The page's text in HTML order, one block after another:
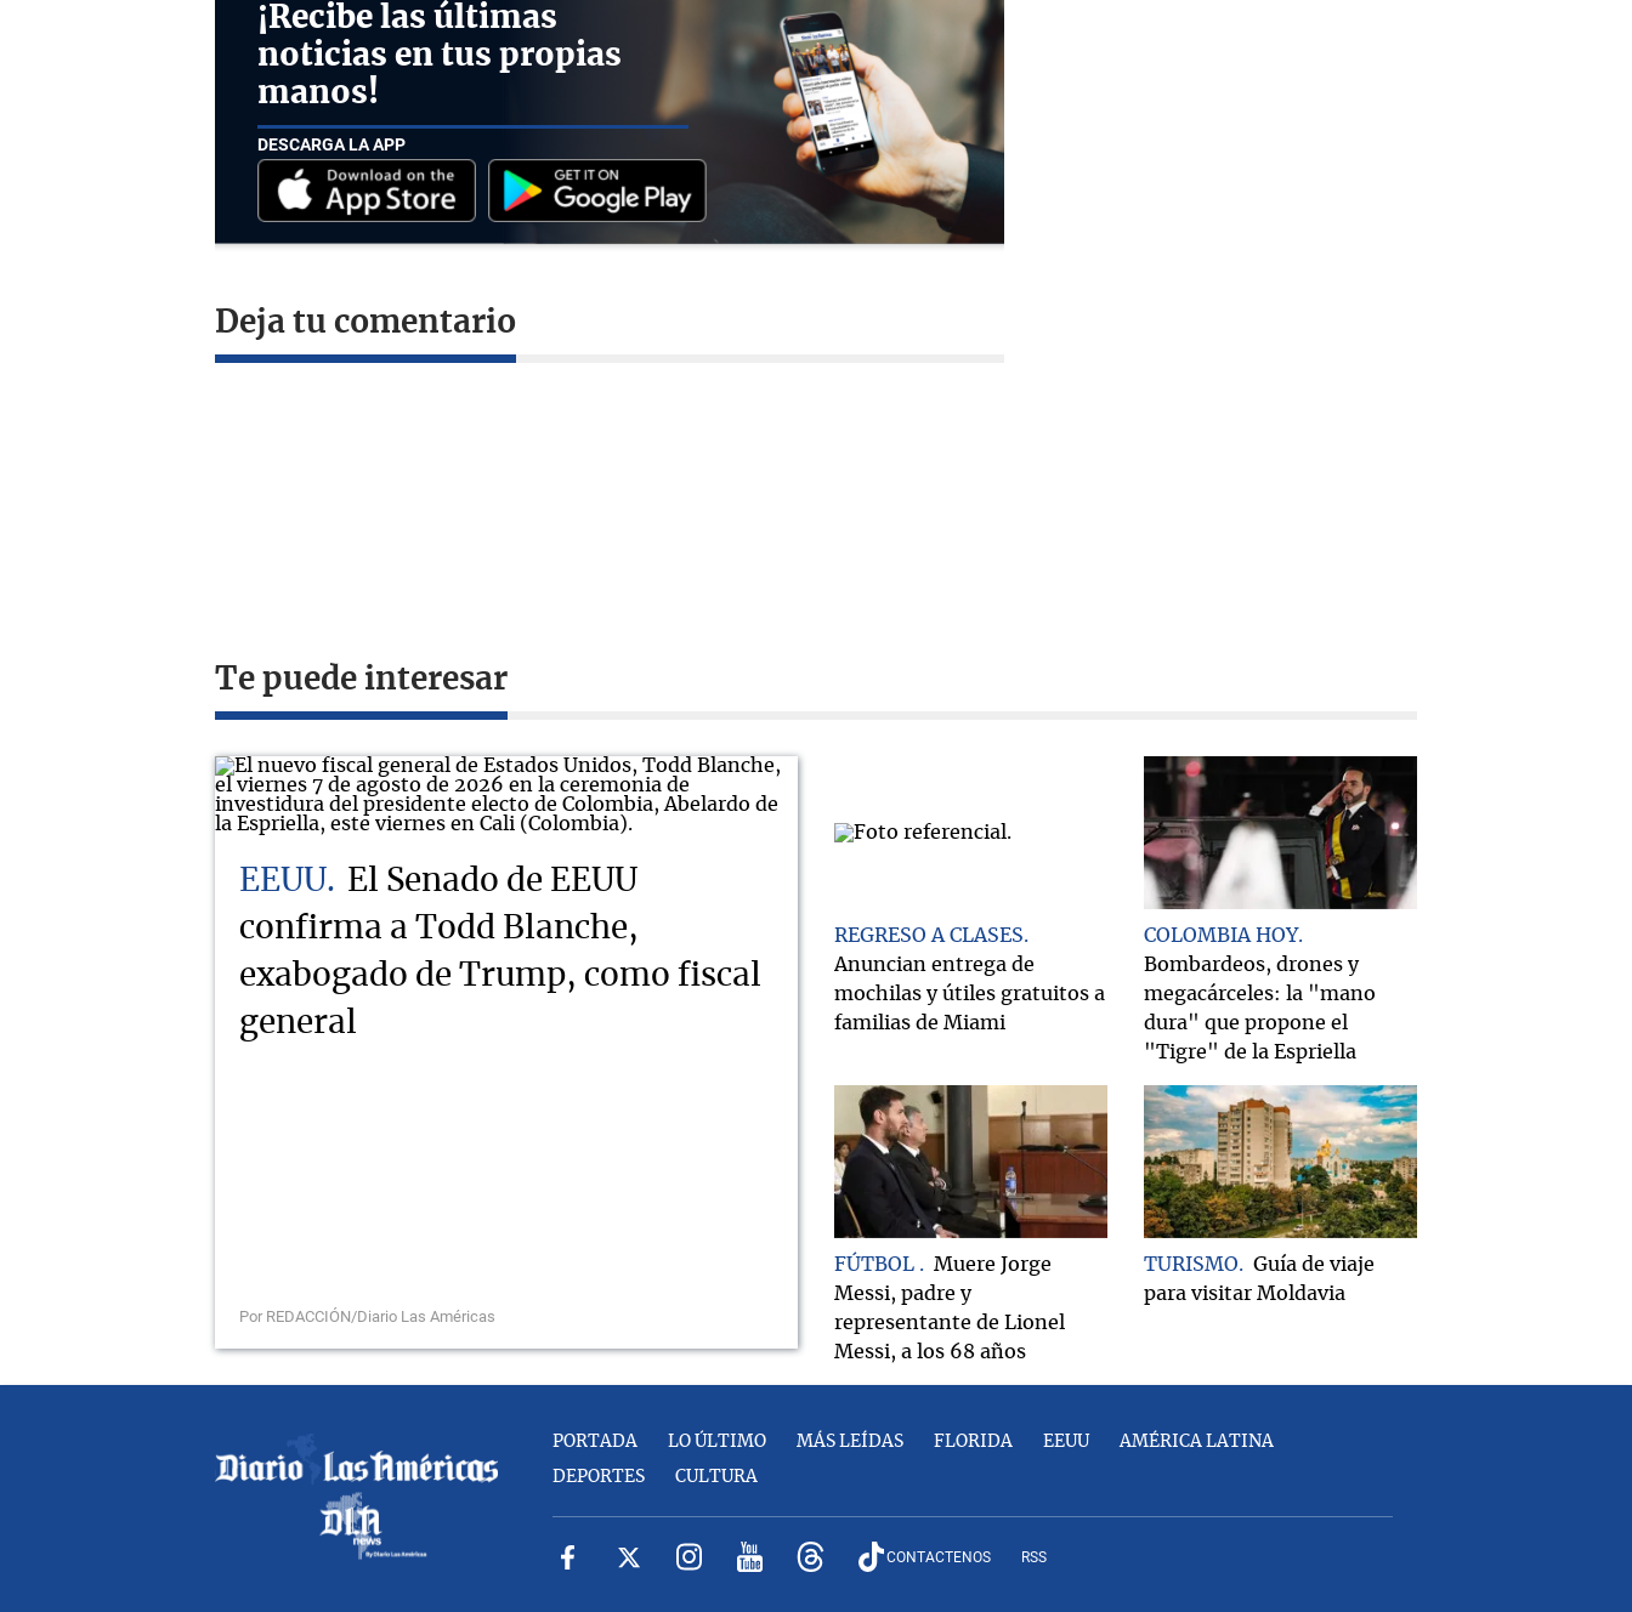
¡Recibe las últimas
noticias en tus propias
manos!
DESCARGA LA APP
Deja tu comentario
Te puede interesar
EEUU
El Senado de EEUU
confirma a Todd Blanche,
exabogado de Trump, como fiscal
general
Por REDACCIÓN/Diario Las Américas
REGRESO A CLASES
Anuncian entrega de
mochilas y útiles gratuitos a
familias de Miami
COLOMBIA HOY
Bombardeos, drones y
megacárceles: la "mano
dura" que propone el
"Tigre" de la Espriella
FÚTBOL
Muere Jorge
Messi, padre y
representante de Lionel
Messi, a los 68 años
TURISMO
Guía de viaje
para visitar Moldavia
PORTADA LO ÚLTIMO MÁS LEÍDAS FLORIDA EEUU AMÉRICA LATINA
DEPORTES CULTURA
CONTACTENOS RSS